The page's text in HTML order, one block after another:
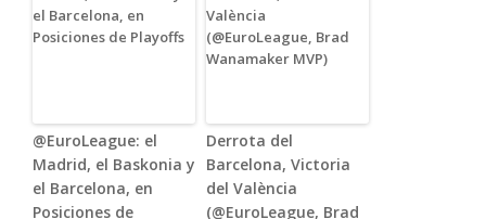
@EuroLeague: el
Madrid, el Baskonia y
el Barcelona, en
Posiciones de
Derrota del
Barcelona, Victoria
del València
(@EuroLeague, Brad